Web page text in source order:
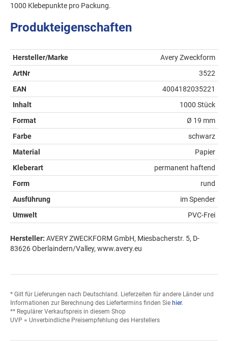
1000 Klebepunkte pro Packung.
Produkteigenschaften
Hersteller/Marke
Avery Zweckform
ArtNr
3522
EAN
4004182035221
Inhalt
1000 Stück
Format
Ø 19 mm
Farbe
schwarz
Material
Papier
Kleberart
permanent haftend
Form
rund
Ausführung
im Spender
Umwelt
PVC-Frei
Hersteller: AVERY ZWECKFORM GmbH, Miesbacherstr. 5, D-
83626 Oberlaindern/Valley, www.avery.eu
* Gilt für Lieferungen nach Deutschland. Lieferzeiten für andere Länder und
Informationen zur Berechnung des Liefertermins finden Sie hier.
** Regulärer Verkaufspreis in diesem Shop
UVP = Unverbindliche Preisempfehlung des Herstellers